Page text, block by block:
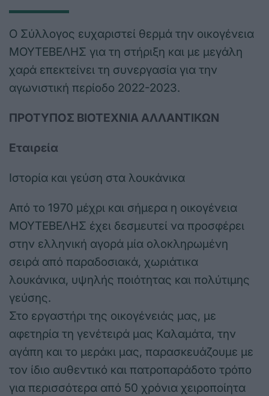
Ο Σύλλογος ευχαριστεί θερμά την οικογένεια
ΜΟΥΤΕΒΕΛΗΣ για τη στήριξη και με μεγάλη
χαρά επεκτείνει τη συνεργασία για την
αγωνιστική περίοδο 2022-2023.
ΠΡΟΤΥΠΟΣ ΒΙΟΤΕΧΝΙΑ ΑΛΛΑΝΤΙΚΩΝ
Εταιρεία
Ιστορία και γεύση στα λουκάνικα
Από το 1970 μέχρι και σήμερα η οικογένεια
ΜΟΥΤΕΒΕΛΗΣ έχει δεσμευτεί να προσφέρει
στην ελληνική αγορά μία ολοκληρωμένη
σειρά από παραδοσιακά, χωριάτικα
λουκάνικα, υψηλής ποιότητας και πολύτιμης
γεύσης.
Στο εργαστήρι της οικογένειάς μας, με
αφετηρία τη γενέτειρά μας Καλαμάτα, την
αγάπη και το μεράκι μας, παρασκευάζουμε με
τον ίδιο αυθεντικό και πατροπαράδοτο τρόπο
για περισσότερα από 50 χρόνια χειροποίητα